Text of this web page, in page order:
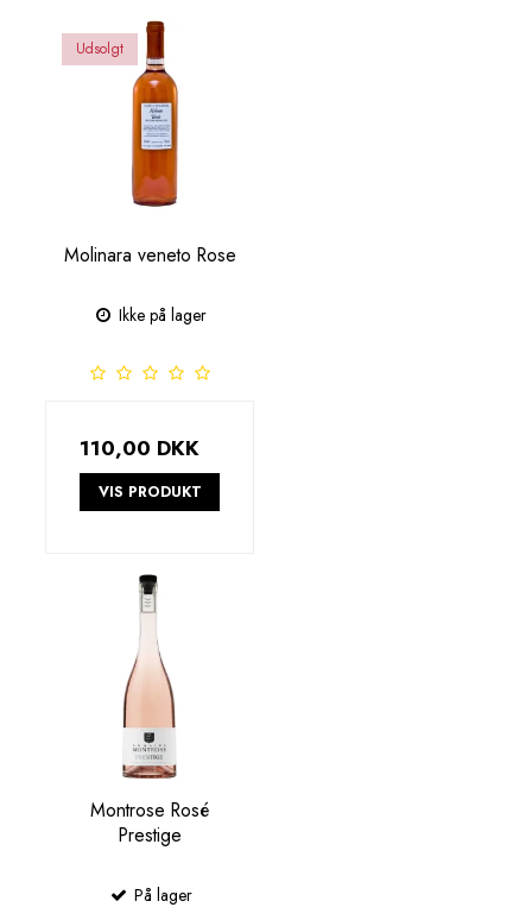
Udsolgt
Molinara veneto Rose
Ikke på lager
110,00 DKK
VIS PRODUKT
Montrose Rosé
Prestige
På lager